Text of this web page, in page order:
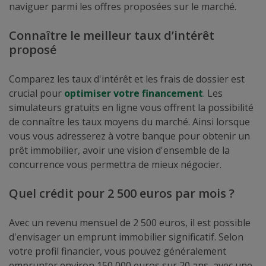
naviguer parmi les offres proposées sur le marché.
Connaître le meilleur taux d’intérêt
proposé
Comparez les taux d'intérêt et les frais de dossier est
crucial pour optimiser votre financement. Les
simulateurs gratuits en ligne vous offrent la possibilité
de connaître les taux moyens du marché. Ainsi lorsque
vous vous adresserez à votre banque pour obtenir un
prêt immobilier, avoir une vision d'ensemble de la
concurrence vous permettra de mieux négocier.
Quel crédit pour 2 500 euros par mois ?
Avec un revenu mensuel de 2 500 euros, il est possible
d'envisager un emprunt immobilier significatif. Selon
votre profil financier, vous pouvez généralement